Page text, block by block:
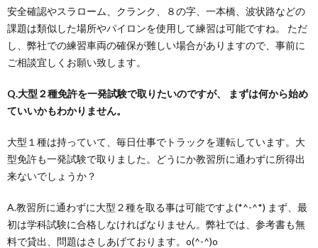
安全確認やスラローム、クランク、８の字、一本橋、波状路などの
課題は類似した場所やパイロンを使用して練習は可能ですね。 ただ
し、弊社での練習車両の確保が難しい場合がありますので、事前に
ご相談宜しくお願い致します。
Q.大型２種免許を一発試験で取りたいのですが、 まずは何から始め
ていいかもわかりません。
大型１種は持っていて、毎日仕事でトラックを運転しています。大
型免許も一発試験で取りました。どうにか教習所に通わずに所得出
来ないでしょうか？
A.教習所に通わずに大型２種を取る事は可能ですよ(*^-^*) まず、最
初は学科試験に合格しなければなりません。弊社では、参考書も無
料で貸出、問題はさしあげております。o(^-^)o